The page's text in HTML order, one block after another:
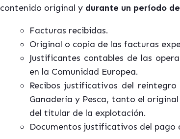
contenido original y durante un período de
Facturas recibidas.
Original o copia de las facturas
Justificantes contables de las
en la Comunidad Europea.
Recibos justificativos del
Ganadería y Pesca, tanto el
del titular de la explotación.
Documentos justificativos del